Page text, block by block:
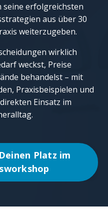
seine erfolgreichsten
aus über 30
weiterzugeben.
wirklich
weckst, Preise
behandelst – mit
Praxisbeispielen und
Einsatz im
Platz im